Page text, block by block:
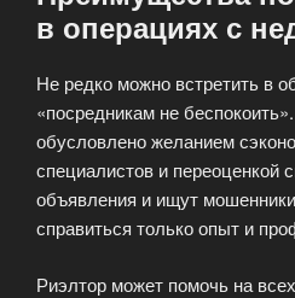
в операциях с
Не редко можно встретить в
«посредникам не
обусловлено желанием
специалистов и переоценкой
объявления и ищут
справиться только опыт и
Риэлтор может помочь на